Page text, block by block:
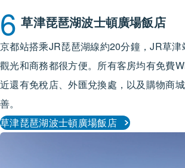
6 草津琵琶湖波士頓廣場飯店
京都站搭乘JR琵琶湖線約20分鐘，JR草津
觀光和商務都很方便。所有客房均有免費
近還有免稅店、外匯兌換處，以及購物商
善。
草津琵琶湖波士頓廣場飯店